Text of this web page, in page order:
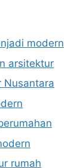
modern
arsitektur
Nusantara
rumah